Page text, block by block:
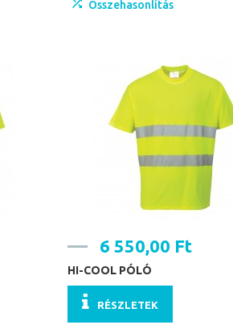
Összehasonlítás
6 550,00 Ft
HI-COOL PÓLÓ
RÉSZLETEK